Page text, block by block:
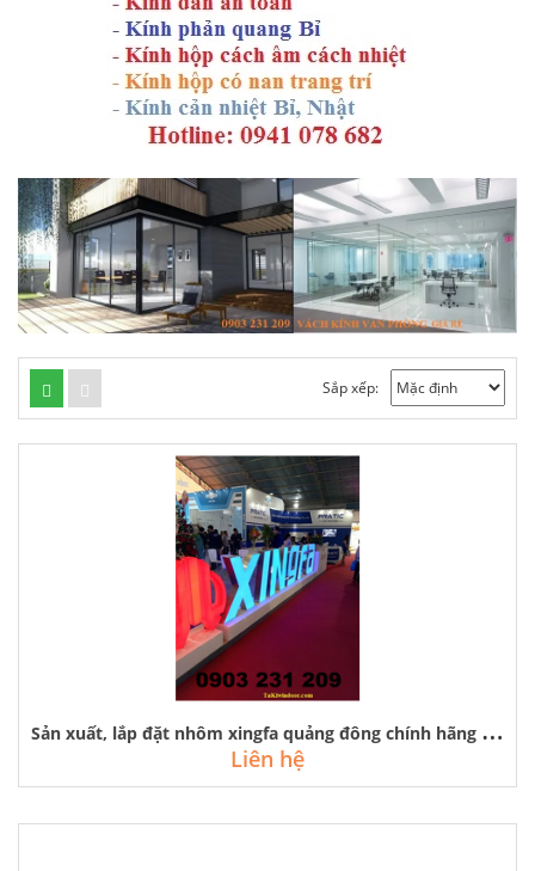
Sắp xếp:
S
ản xuất, lắp đặt nhôm xingfa quảng đông chính hãng tem đỏ
Liên hệ